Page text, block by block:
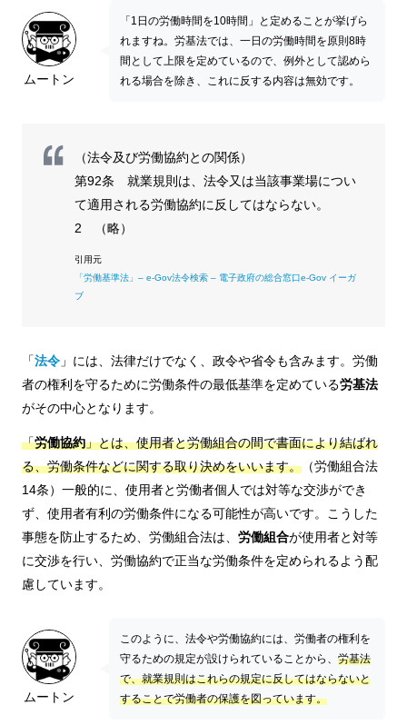
ムートン
「1日の労働時間を10時間」と定めることが挙げら
れますね。労基法では、一日の労働時間を原則8時
間として上限を定めているので、例外として認めら
れる場合を除き、これに反する内容は無効です。
（法令及び労働協約との関係）
第92条 就業規則は、法令又は当該事業場につい
て適用される労働協約に反してはならない。
2 （略）
「労働基準法」– e-Gov法令検索 – 電子政府の総合窓口e-Gov イーガ
ブ
「法令 」には、法律だけでなく、政令や省令も含みます。労働
者の権利を守るために労働条件の最低基準を定めている労基法
がその中心となります。
「労働協約」とは、使用者と労働組合の間で書面により結ばれ
る、労働条件などに関する取り決めをいいます。 （労働組合法
14条）一般的に、使用者と労働者個人では対等な交渉ができ
ず、使用者有利の労働条件になる可能性が高いです。こうした
事態を防止するため、労働組合法は、 労働組合が使用者と対等
に交渉を行い、労働協約で正当な労働条件を定められるよう配
慮しています。
ムートン
このように、法令や労働協約には、労働者の権利を
守るための規定が設けられていることから、 労基法
で、就業規則はこれらの規定に反してはならないと
することで労働者の保護を図っています。